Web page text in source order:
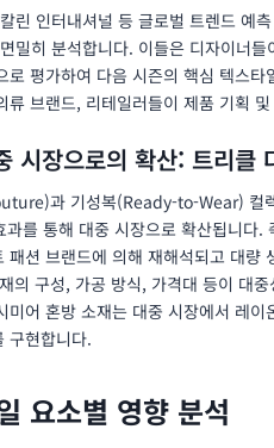
린 인터내셔널 등 글로벌 트렌드 예
밀히 분석합니다. 이들은 디자이너
로 평가하여 다음 시즌의 핵심 텍스
류 브랜드, 리테일러들이 제품 기획
시장으로의 확산: 트리클
과 기성복(Ready-to-Wear) 컬
통해 대중 시장으로 확산됩니다.
패션 브랜드에 의해 재해석되고 대량
의 구성, 가공 방식, 가격대 등이 대
미어 혼방 소재는 대중 시장에서 레
구현합니다.
요소별 영향 분석